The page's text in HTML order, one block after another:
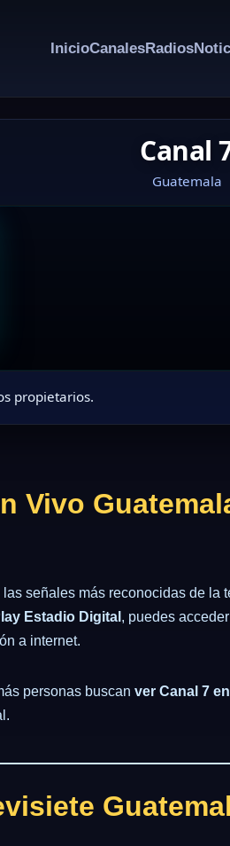
InicioCanalesRadios
Canal
Guatemala
propietarios.
Vivo
las señales más reconocidas de la
Estadio Digital , puedes
a internet.
personas buscan ver Canal 7